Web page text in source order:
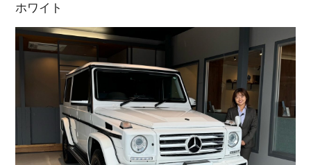
インフォメーション
トップランク・マガジン
ホワイト